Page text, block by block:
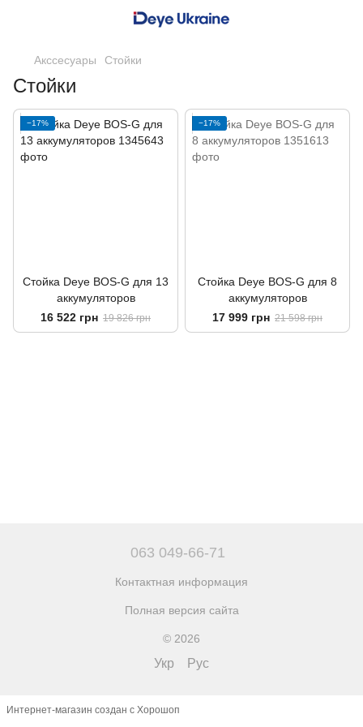
Акссесуары Стойки
Стойки
−17%
Стойка Deye BOS-G для 13
аккумуляторов
16 522 грн 19 826 грн
−17%
Стойка Deye BOS-G для 8
аккумуляторов
17 999 грн 21 598 грн
063 049-66-71
Контактная информация
Полная версия сайта
© 2026
Укр Рус
Интернет-магазин создан с Хорошоп